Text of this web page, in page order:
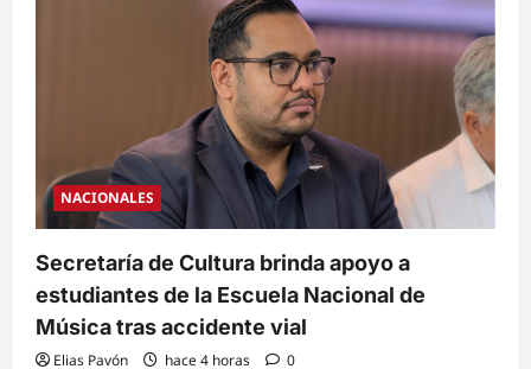
NACIONALES
Secretaría de Cultura brinda apoyo a
estudiantes de la Escuela Nacional de
Música tras accidente vial
Elias Pavón hace 4 horas 0